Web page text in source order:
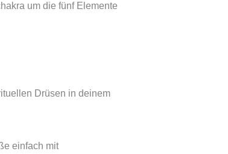
um die fünf Elemente
Drüsen in deinem
einfach mit